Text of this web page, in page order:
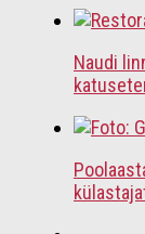
Naudi